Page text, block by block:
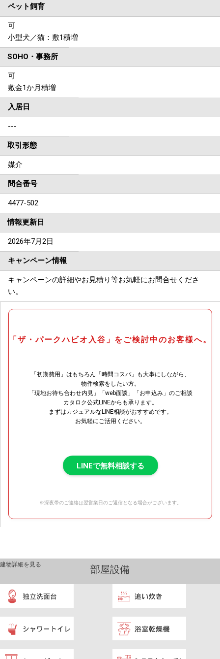
ペット飼育
可
小型犬／猫：敷1積増
SOHO・事務所
可
敷金1か月積増
入居日
---
取引形態
媒介
問合番号
4477-502
情報更新日
2026年7月2日
キャンペーン情報
キャンペーンの詳細やお見積り等お気軽にお問合せくださ
い。
「ザ・パークハビオ入谷」をご検討中のお客様へ。
「初期費用」はもちろん「時間コスパ」も大事にしながら、
物件検索をしたい方。
「現地お待ち合わせ内見」「web面談」「お申込み」のご相談
カタロク公式LINEからも承ります。
まずはカジュアルなLINE相談がおすすめです。
お気軽にご活用ください。
LINEで無料相談する
※深夜帯のご連絡は翌営業日のご返信となる場合がございます。
部屋設備
建物詳細を見る